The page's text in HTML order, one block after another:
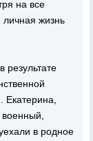
на все
жизнь
результате
в родное